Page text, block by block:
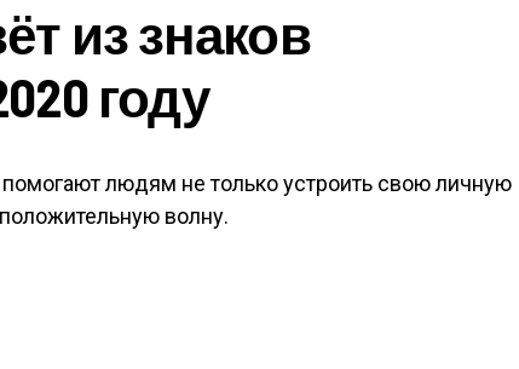
из знаков
году
людям не только устроить свою личную
волну.